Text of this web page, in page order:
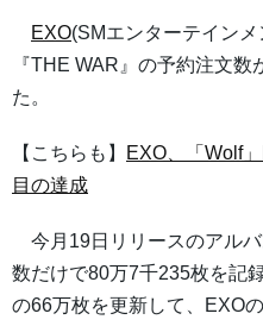
EXO(SMエンターテイン
『THE WAR』の予約注文
た。
【こちらも】
EXO、「Wolf
目の達成
今月19日リリースのアル
数だけで80万7千235枚を記
の66万枚を更新して、EXO